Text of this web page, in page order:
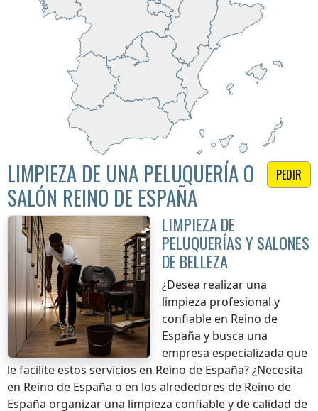
PEDIR
LIMPIEZA DE UNA PELUQUERÍA O
SALÓN REINO DE ESPAÑA
LIMPIEZA DE
PELUQUERÍAS Y SALONES
DE BELLEZA
¿Desea realizar una
limpieza profesional y
confiable en Reino de
España y busca una
empresa especializada que
le facilite estos servicios en Reino de España? ¿Necesita
en Reino de España o en los alrededores de Reino de
España organizar una limpieza confiable y de calidad de